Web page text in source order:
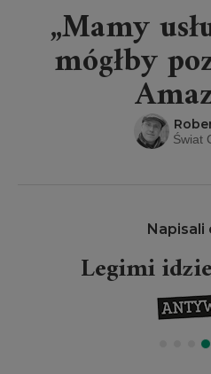
„Mamy
mógłby
Świat
Napisali
Legimi